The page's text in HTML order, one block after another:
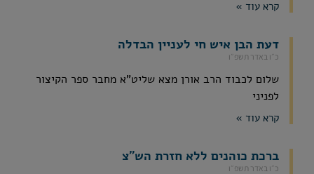
קרא עוד »
דעת הבן איש חי לעניין הבדלה
כ״ו באדר תשפ״ו
שלום לכבוד הרב אורן מצא שליט"א מחבר ספר הקיצור
לפניני
קרא עוד »
ברכת כוהנים ללא חזרת הש"צ
כ״ו באדר תשפ״ו